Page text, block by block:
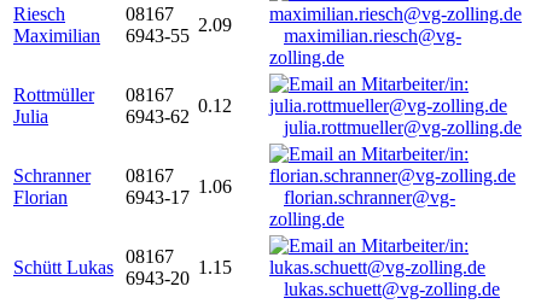
Riesch
Maximilian
08167
6943-55
2.09
maximilian.riesch@vg-
zolling.de
Rottmüller
Julia
08167
6943-62
0.12
julia.rottmueller@vg-zolling.de
Schranner
Florian
08167
6943-17
1.06
florian.schranner@vg-
zolling.de
Schütt Lukas
08167
6943-20
1.15
lukas.schuett@vg-zolling.de